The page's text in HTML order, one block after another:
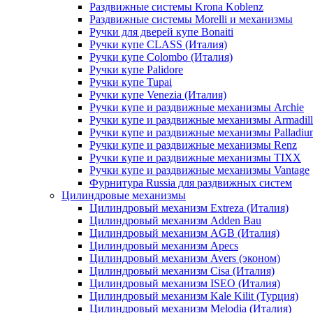
Раздвижные системы Krona Koblenz
Раздвижные системы Morelli и механизмы
Ручки для дверей купе Bonaiti
Ручки купе CLASS (Италия)
Ручки купе Colombo (Италия)
Ручки купе Palidore
Ручки купе Tupai
Ручки купе Venezia (Италия)
Ручки купе и раздвижные механизмы Archie
Ручки купе и раздвижные механизмы
Ручки купе и раздвижные механизмы
Ручки купе и раздвижные механизмы Renz
Ручки купе и раздвижные механизмы TIXX
Ручки купе и раздвижные механизмы Vantage
Фурнитура Russia для раздвижных систем
Цилиндровые механизмы
Цилиндровый механизм Extreza (Италия)
Цилиндровый механизм Adden Bau
Цилиндровый механизм AGB (Италия)
Цилиндровый механизм Apecs
Цилиндровый механизм Avers (эконом)
Цилиндровый механизм Cisa (Италия)
Цилиндровый механизм ISEO (Италия)
Цилиндровый механизм Kale Kilit (Турция)
Цилиндровый механизм Melodia (Италия)